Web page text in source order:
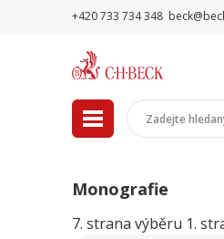
+420 733 734 348
Monografie
7. strana výběru 1.